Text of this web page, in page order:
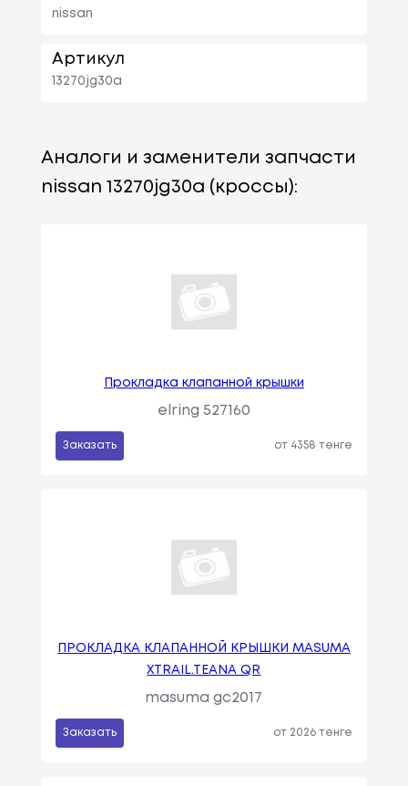
nissan
Артикул
13270jg30a
Аналоги и заменители запчасти
nissan 13270jg30a (кроссы):
Прокладка клапанной крышки
elring 527160
Заказать от 4358 тенге
ПРОКЛАДКА КЛАПАННОЙ КРЫШКИ MASUMA
XTRAIL.TEANA QR
masuma gc2017
Заказать от 2026 тенге